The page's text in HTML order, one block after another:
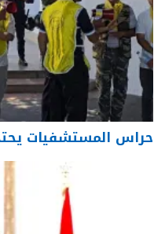
حراس المستشفيات